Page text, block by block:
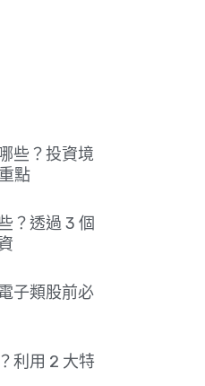
些？投資境
點
？透過 3 個
子類股前必
利用 2 大特